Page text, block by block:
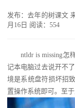
发布：去年的树课文
月16日 阅读： 554
ntldr is missing怎
记本电脑过去说开不
境是系统盘符损坏招
置操作系统即可。至